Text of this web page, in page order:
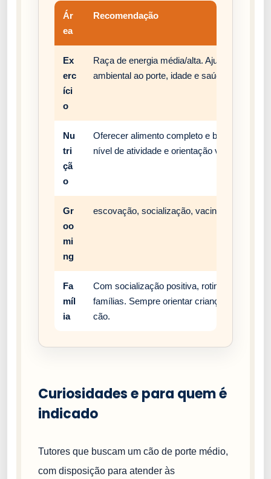
Ár
ea
Recomendação
Ex
erc
íci
o
Raça de energia média/alta. Ajuste
ambiental ao porte, idade e saúde do cão.
Nu
tri
çã
o
Oferecer alimento completo e balanceado,
nível de atividade e orientação veterinária.
Gr
oo
mi
ng
escovação, socialização, vacinação e rotina
Fa
míl
ia
Com socialização positiva, rotina estável e
famílias. Sempre orientar crianças a
cão.
Curiosidades e para quem é
indicado
Tutores que buscam um cão de porte médio,
com disposição para atender às